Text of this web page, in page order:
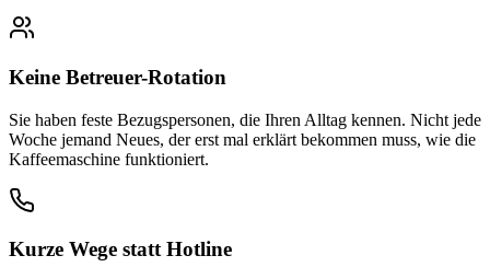
Keine Betreuer-Rotation
Sie haben feste Bezugspersonen, die Ihren Alltag kennen. Nicht jede
Woche jemand Neues, der erst mal erklärt bekommen muss, wie die
Kaffeemaschine funktioniert.
Kurze Wege statt Hotline